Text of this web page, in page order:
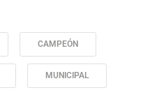
CAMPEÓN
MUNICIPAL